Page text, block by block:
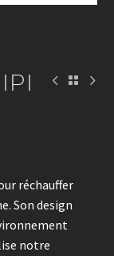
réchauffer
Son design
notre